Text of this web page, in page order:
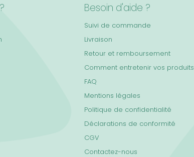
Besoin d'aide ?
Suivi de commande
Livraison
Retour et remboursement
Comment entretenir vos produits
FAQ
Mentions légales
Politique de confidentialité
Déclarations de conformité
CGV
Contactez-nous